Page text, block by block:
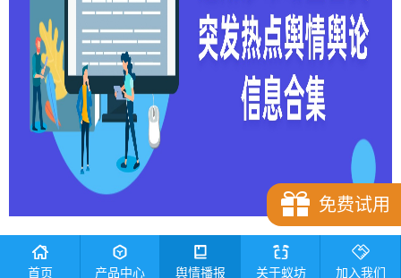
近期涉市场监管类突发热点 舆情 舆论信息合集
免费试用
首页 产品中心 舆情播报 关于蚁坊 加入我们